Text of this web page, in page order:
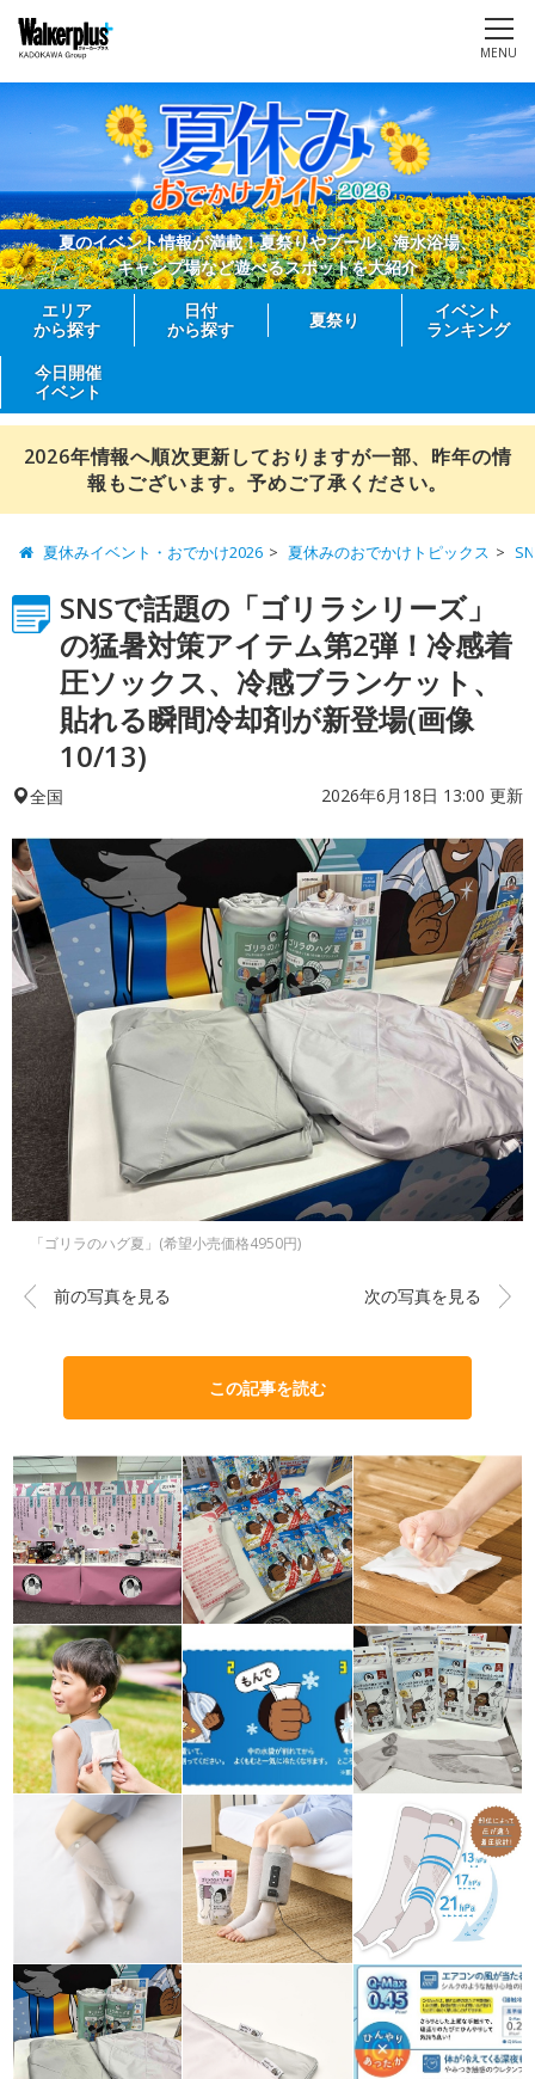
MENU
夏のイベント情報が満載！夏祭りやプール、海水浴場、
キャンプ場など遊べるスポットを大紹介
エリア
から探す
日付
から探す
夏祭り
イベント
ランキング
今日開催
イベント
2026年情報へ順次更新しておりますが一部、昨年の情
報もございます。予めご了承ください。
夏休みイベント・おでかけ2026 夏休みのおでかけトピックス
SNSで話題の「ゴリラシリーズ」
の猛暑対策アイテム第2弾！冷感着
圧ソックス、冷感ブランケット、
貼れる瞬間冷却剤が新登場(画像
10/13)
全国 2026年6月18日 13:00 更新
「ゴリラのハグ夏」(希望小売価格4950円)
前の写真を見る 次の写真を見る
この記事を読む